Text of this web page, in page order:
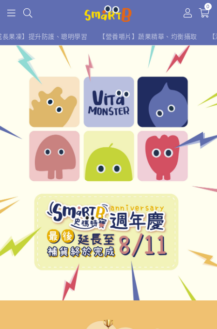
0
長果凍】提升防護、聰明學習 【營養嚼片】蔬果精華、均衡攝取